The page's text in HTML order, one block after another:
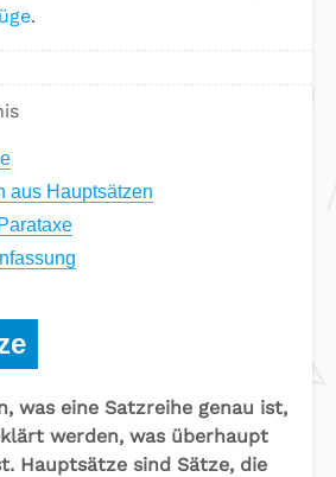
.
aus Hauptsätzen
was eine Satzreihe genau ist,
werden, was überhaupt
Hauptsätze sind Sätze, die